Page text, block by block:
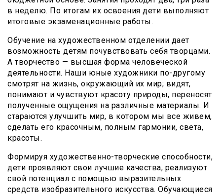
в неделю. По итогам их освоения дети выполняют
итоговые экзаменационные работы.
Обучение на художественном отделении дает
возможность детям почувствовать себя творцами.
А творчество — высшая форма человеческой
деятельности. Наши юные художники по-другому
смотрят на жизнь, окружающий их мир; видят,
понимают и чувствуют красоту природы, переносят
полученные ощущения на различные материалы. И
стараются улучшить мир, в котором мы все живем,
сделать его красочным, полным гармонии, света,
красоты.
Формируя художественно-творческие способности,
дети проявляют свои лучшие качества, реализуют
свой потенциал с помощью выразительных
средств изобразительного искусства. Обучающиеся